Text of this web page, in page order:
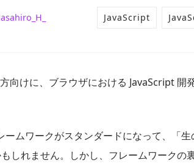
JavaScript
向けに、ブラウザにおける JavaScript 開
ムワークがスタンダードになって、「
しれません。しかし、フレームワークの